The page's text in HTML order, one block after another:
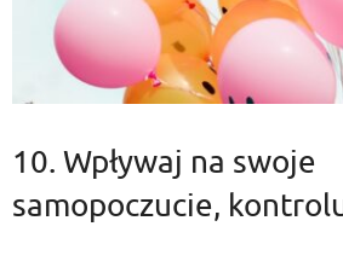
10. Wpływaj na swoje
samopoczucie,